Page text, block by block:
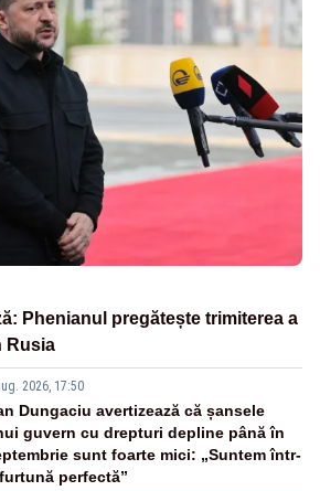
Phenianul pregătește trimiterea a
Rusia
2026, 17:50
Dungaciu avertizează că șansele
guvern cu drepturi depline până în
sunt foarte mici: „Suntem într-
perfectă”